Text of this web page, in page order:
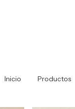
Inicio Productos